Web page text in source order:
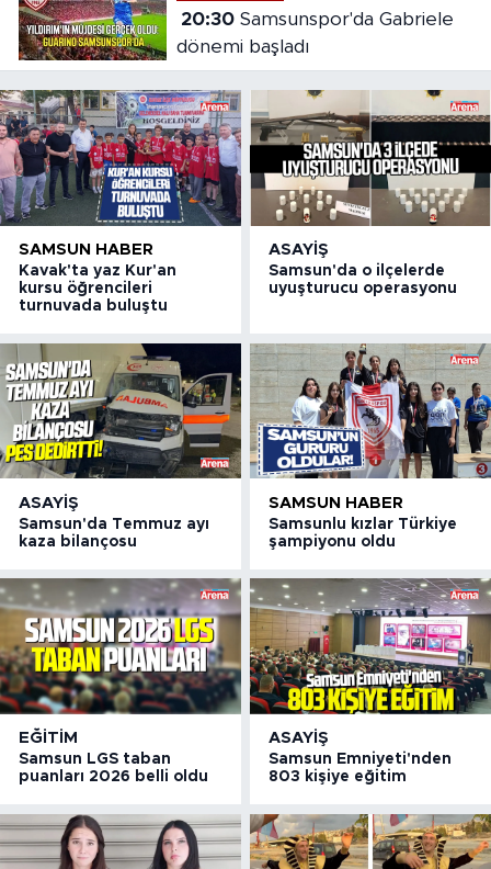
20:30Samsunspor'da Gabriele
dönemi başladı
SAMSUN HABER
Kavak'ta yaz Kur'an
kursu öğrencileri
turnuvada buluştu
ASAYIŞ
Samsun'da o ilçelerde
uyuşturucu operasyonu
ASAYIŞ
Samsun'da Temmuz ayı
kaza bilançosu
SAMSUN HABER
Samsunlu kızlar Türkiye
şampiyonu oldu
EĞITIM
Samsun LGS taban
puanları 2026 belli oldu
ASAYIŞ
Samsun Emniyeti'nden
803 kişiye eğitim